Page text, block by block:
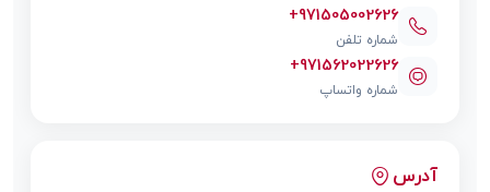
+971505002626
شماره تلفن
+971562022626
شماره واتساپ
آدرس